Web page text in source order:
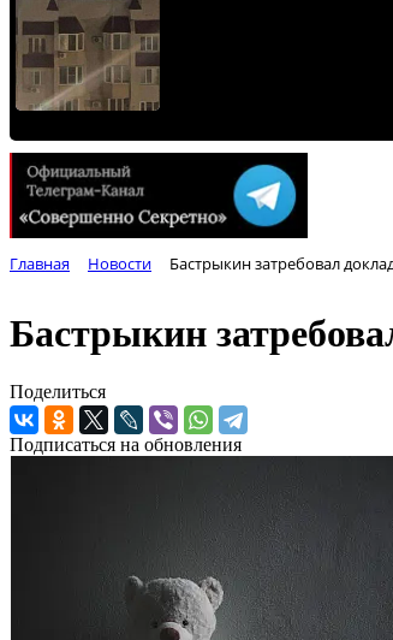
Главная Новости Бастрыкин затребовал
Бастрыкин
Поделиться
Подписаться на обновления